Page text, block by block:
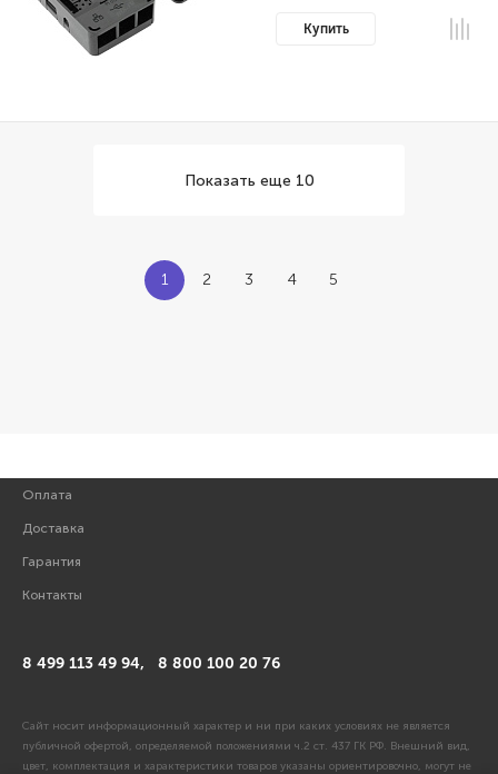
Купить
Показать еще 10
1 2 3 4 5
Оплата
Доставка
Гарантия
Контакты
8 499 113 49 94, 8 800 100 20 76
Сайт носит информационный характер и ни при каких условиях не является
публичной офертой, определяемой положениями ч.2 ст. 437 ГК РФ. Внешний вид,
цвет, комплектация и характеристики товаров указаны ориентировочно, могут не